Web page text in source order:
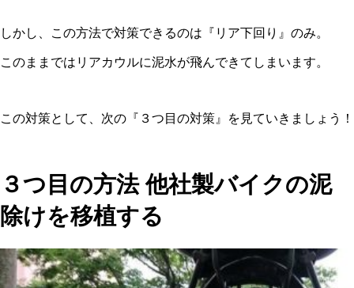
しかし、この方法で対策できるのは『リア下回り』のみ。
このままではリアカウルに泥水が飛んできてしまいます。
この対策として、次の『３つ目の対策』を見ていきましょう！
３つ目の方法 他社製バイクの泥
除けを移植する